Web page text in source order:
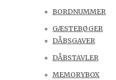
BORDNUMMER
GÆSTEBØGER
DÅBSGAVER
DÅBSTAVLER
MEMORYBOX